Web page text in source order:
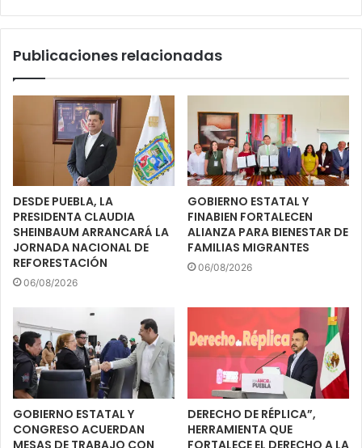
Publicaciones relacionadas
DESDE PUEBLA, LA
PRESIDENTA CLAUDIA
SHEINBAUM ARRANCARÁ LA
JORNADA NACIONAL DE
REFORESTACIÓN
06/08/2026
GOBIERNO ESTATAL Y
FINABIEN FORTALECEN
ALIANZA PARA BIENESTAR DE
FAMILIAS MIGRANTES
06/08/2026
GOBIERNO ESTATAL Y
CONGRESO ACUERDAN
DERECHO DE RÉPLICA”,
HERRAMIENTA QUE